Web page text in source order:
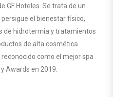
GF Hoteles. Se trata de un
el bienestar físico,
de hidrotermia y tratamientos
de alta cosmética
como el mejor spa
Awards en 2019.